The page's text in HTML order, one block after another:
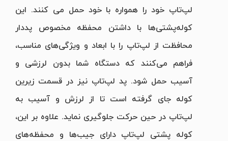
لپ‌تاپ خود را همواره با خود حمل می کنند. این
کوله‌پشتی‌ها با داشتن محفظه مخصوص پددار
محافظت از لپ‌تاپ را با ابعاد و ویژگی‌های مناسب،
فراهم می‌کنند که دستگاه شما بدون لرزشی و
آسیب حمل شود. پد لپ‌تاپ نیز در قسمت زیرین
کوله جای گرفته است تا از لرزش و آسیب به
لپ‌تاپ در حین حرکت جلوگیری نماید. علاوه بر این،
کوله پشتی لپ‌تاپ دارای جیب‌ها و محفظه‌های